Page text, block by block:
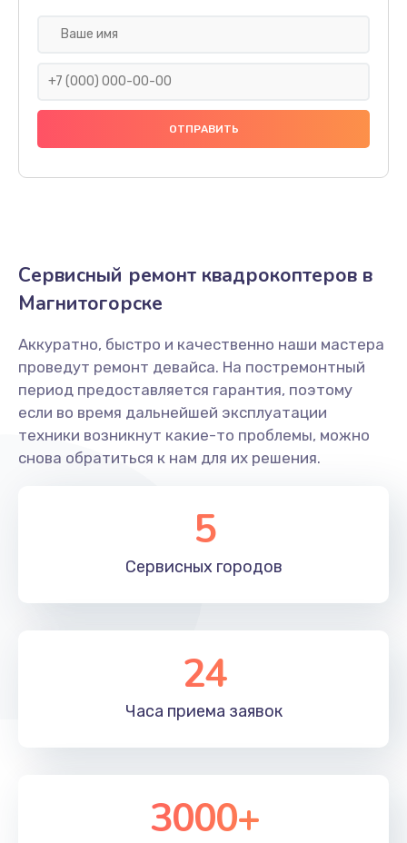
Установка антенны пульта
Замена шестерни
1200 руб.
Замена оси квадрокоптера Xiro
1400 руб.
Заказать
Замена корпуса
Заказать
Переборка квадрокоптера Xiro
Прошивка квадрокоптера Xiro
Заказать
1600 руб.
Заказать
Сервисный ремонт квадрокоптеров в
Магнитогорске
Аккуратно, быстро и качественно наши мастера
проведут ремонт девайса. На постремонтный
период предоставляется гарантия, поэтому
если во время дальнейшей эксплуатации
техники возникнут какие-то проблемы, можно
снова обратиться к нам для их решения.
5
Сервисных городов
24
Часа приема заявок
3000+